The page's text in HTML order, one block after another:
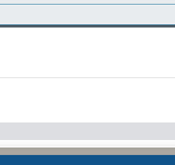
Creato daphpBB® Forum Software © phpBB Limited